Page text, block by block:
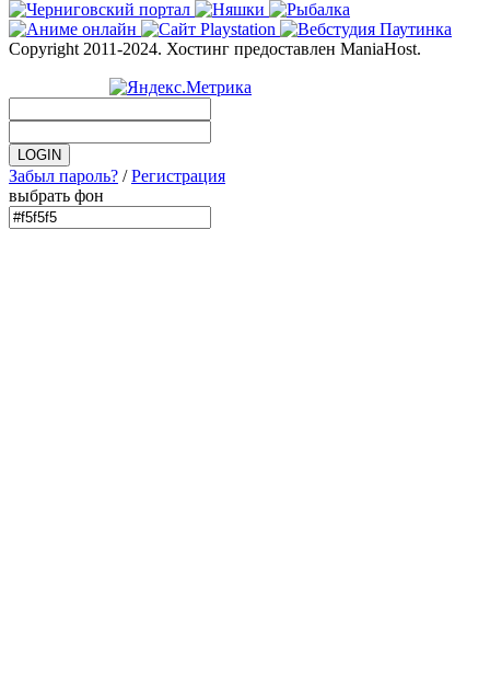
Copyright 2011-2024. Хостинг предоставлен ManiaHost.
Забыл пароль? /Регистрация
выбрать фон